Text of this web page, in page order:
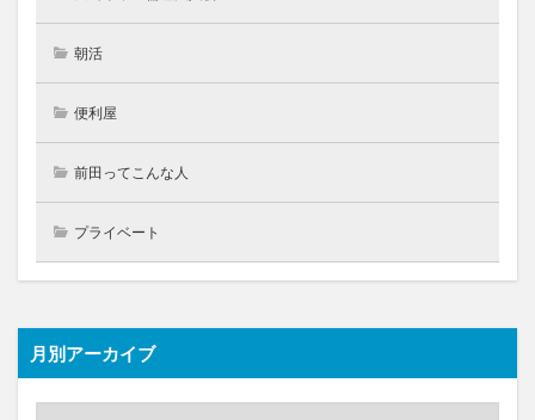
朝活
便利屋
前田ってこんな人
プライベート
月別アーカイブ